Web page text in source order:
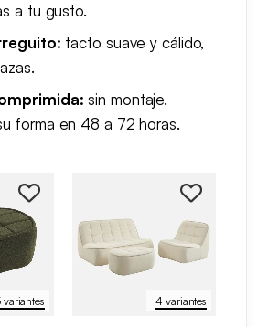
borreguito, un tejido de tacto
está disponible en
de 2 a 3 plazas. Como el
llega comprimido al
por accesos difíciles y no
72 horas.
a tu gusto.
tacto suave y cálido,
sin montaje.
forma en 48 a 72 horas.
variantes 4 variantes